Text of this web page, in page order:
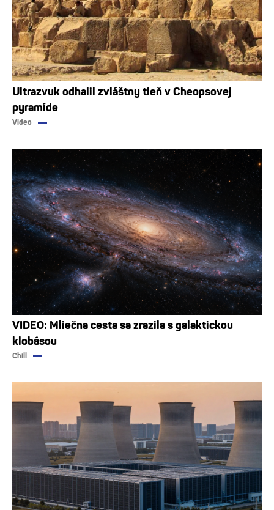
Ultrazvuk odhalil zvláštny tieň v Cheopsovej
pyramíde
Video
VIDEO: Mliečna cesta sa zrazila s galaktickou
klobásou
Chill